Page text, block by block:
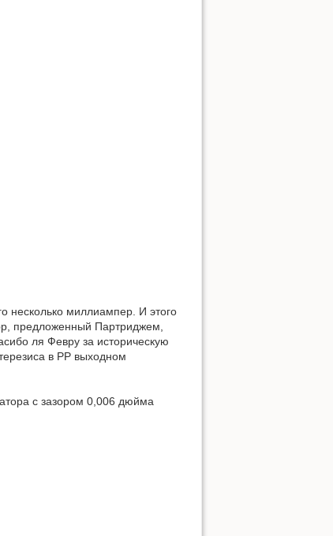
несколько миллиампер. И этого
предложенный Партриджем,
ля Февру за историческую
в РР выходном
с зазором 0,006 дюйма